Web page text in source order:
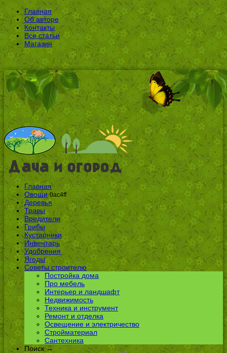
Главная
Об авторе
Контакты
Все статьи
Магазин
Главная
Овощи 0ac4ff
Деревья
Травы
Вредители
Грибы
Кустарники
Инвентарь
Удобрения
Ягоды
Советы строителю
Постройка дома
Про мебель
Интерьер и ландшафт
Недвижимость
Техника и инструмент
Ремонт и отделка
Освещение и электричество
Стройматериал
Сантехника
Поиск →